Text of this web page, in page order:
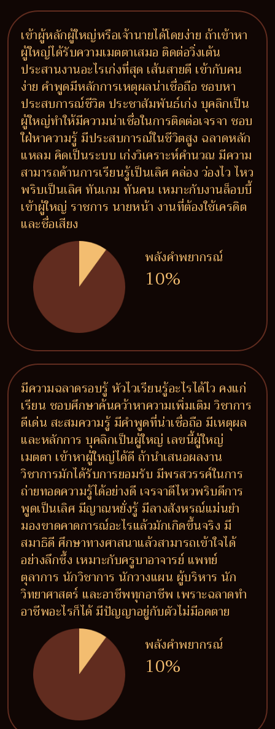
เข้าผู้หลักผู้ใหญ่หรือเจ้านายได้โดยง่าย ถ้าเข้าหา
ผู้ใหญ่ได้รับความเมตตาเสมอ ติดต่อวิ่งเต้น
ประสานงานอะไรเก่งที่สุด เส้นสายดี เข้ากับคน
ง่าย คำพูดมีหลักการเหตุผลน่าเชื่อถือ ชอบหา
ประสบการณ์ชีวิต ประชาสัมพันธ์เก่ง บุคลิกเป็น
ผู้ใหญ่ทำให้มีความน่าเชื่อในการติดต่อเจรจา ชอบ
ใฝ่หาความรู้ มีประสบการณ์ในชีวิตสูง ฉลาดหลัก
แหลม คิดเป็นระบบ เก่งวิเคราะห์คำนวณ มีความ
สามารถด้านการเรียนรู้เป็นเลิศ คล่อง ว่องไว ไหว
พริบเป็นเลิศ ทันเกม ทันคน เหมาะกับงานล็อบบี้
เข้าผู้ใหญ่ ราชการ นายหน้า งานที่ต้องใช้เครดิต
และชื่อเสียง
พลังคำพยากรณ์
10%
มีความฉลาดรอบรู้ หัวไวเรียนรู้อะไรได้ไว คงแก่
เรียน ชอบศึกษาค้นคว้าหาความเพิ่มเติม วิชาการ
ดีเด่น สะสมความรู้ มีคำพูดที่น่าเชื่อถือ มีเหตุผล
และหลักการ บุคลิกเป็นผู้ใหญ่ เลขนี้ผู้ใหญ่
เมตตา เข้าหาผู้ใหญ่ได้ดี ถ้านำเสนอผลงาน
วิชาการมักได้รับการยอมรับ มีพรสวรรค์ในการ
ถ่ายทอดความรู้ได้อย่างดี เจรจาดีไหวพริบดีการ
พูดเป็นเลิศ มีญาณหยั่งรู้ มีลางสังหรณ์แม่นยำ
มองขาดคาดการณ์อะไรแล้วมักเกิดขึ้นจริง มี
สมาธิดี ศึกษาทางศาสนาแล้วสามารถเข้าใจได้
อย่างลึกซึ้ง เหมาะกับครูบาอาจารย์ แพทย์
ตุลาการ นักวิชาการ นักวางแผน ผู้บริหาร นัก
วิทยาศาสตร์ และอาชีพทุกอาชีพ เพราะฉลาดทำ
อาชีพอะไรก็ได้ มีปัญญาอยู่กับตัวไม่มีอดตาย
พลังคำพยากรณ์
10%